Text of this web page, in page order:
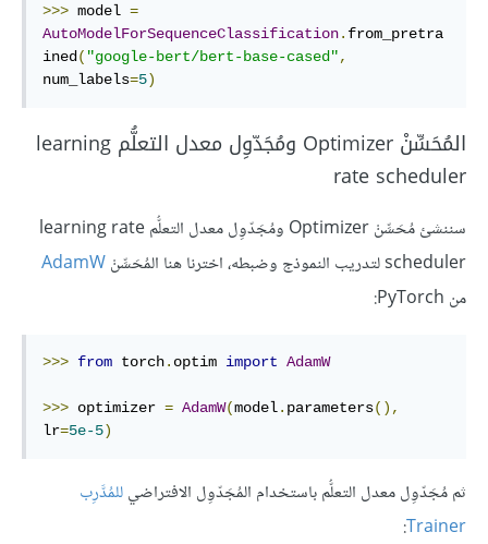
>>> model =
AutoModelForSequenceClassification. from_pretra
ined ( "google-bert/bert-base-cased",
num_labels=5)
المُحَسِّنْ Optimizer ومُجَدّوِل معدل التعلُّم learning
rate scheduler
سننشئ مُحَسِّنْ Optimizer ومُجَدّوِل معدل التعلُّم learning rate
scheduler لتدريب النموذج وضبطه، اخترنا هنا المُحَسِّنْ
AdamW
من PyTorch:
>>> from torch. optim import AdamW
>>> optimizer = AdamW(model. parameters(),
lr=5e-5)
ثم مُجَدّوِل معدل التعلُّم باستخدام المُجَدّوِل الافتراضيللمُدَّرِب
Trainer
: